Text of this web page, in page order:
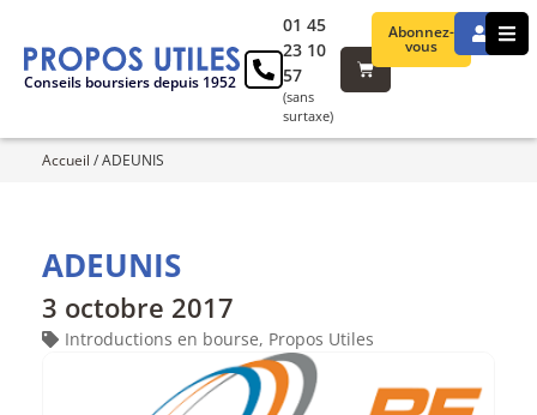
Conseils boursiers depuis 1952
Abonnez-
vous
01 45
23 10
57
(sans
surtaxe)
Accueil /ADEUNIS
ADEUNIS
3 octobre 2017
Introductions en bourse, Propos Utiles